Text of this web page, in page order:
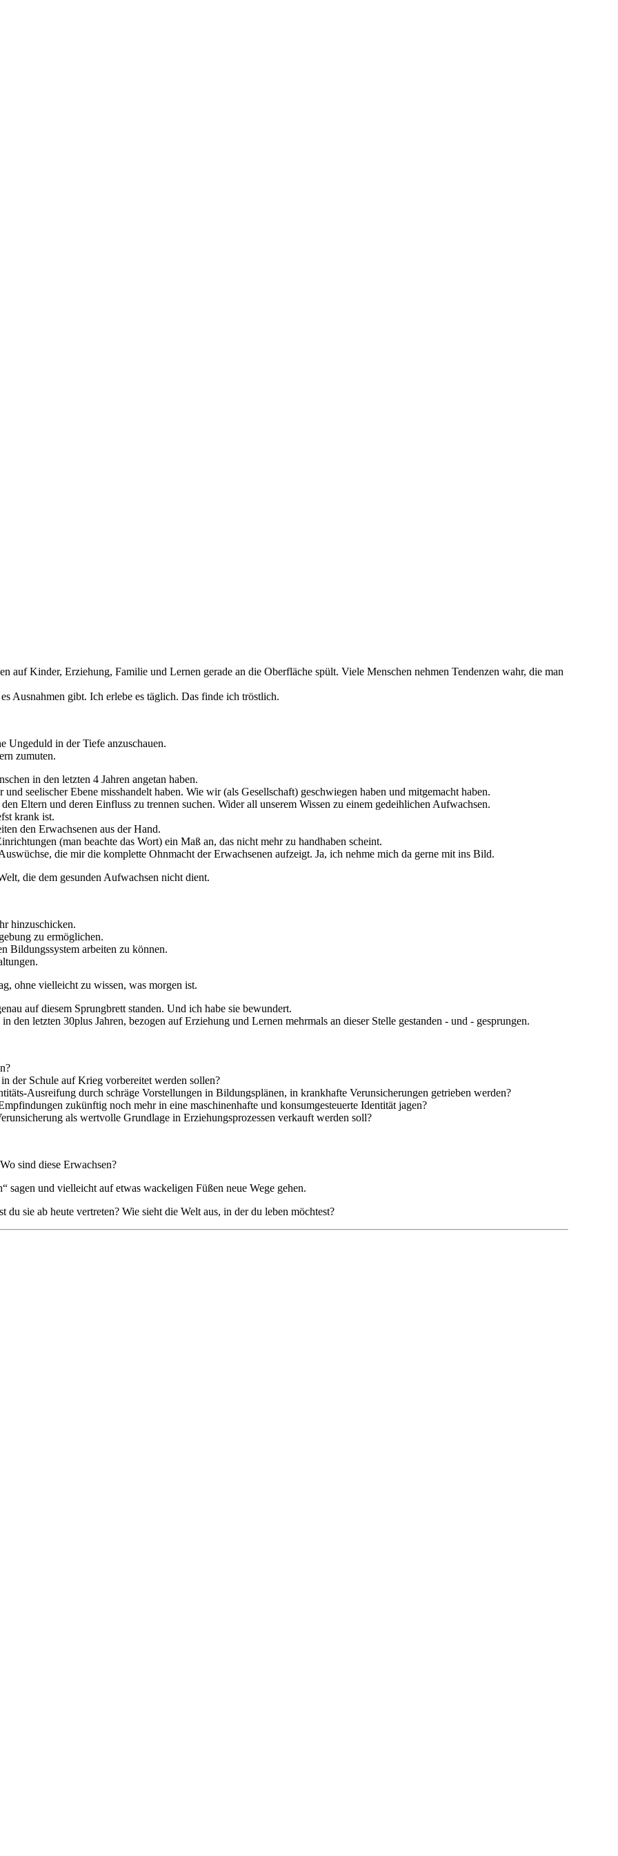
auf Kinder, Erziehung, Familie und Lernen gerade an die Oberfläche spült. Viele Menschen nehmen Tendenzen wahr, die man
Ausnahmen gibt. Ich erlebe es täglich. Das finde ich tröstlich.
Ungeduld in der Tiefe anzuschauen.
zumuten.
in den letzten 4 Jahren angetan haben.
seelischer Ebene misshandelt haben. Wie wir (als Gesellschaft) geschwiegen haben und mitgemacht haben.
Eltern und deren Einfluss zu trennen suchen. Wider all unserem Wissen zu einem gedeihlichen Aufwachsen.
krank ist.
den Erwachsenen aus der Hand.
(man beachte das Wort) ein Maß an, das nicht mehr zu handhaben scheint.
die mir die komplette Ohnmacht der Erwachsenen aufzeigt. Ja, ich nehme mich da gerne mit ins Bild.
die dem gesunden Aufwachsen nicht dient.
hinzuschicken.
zu ermöglichen.
Bildungssystem arbeiten zu können.
ohne vielleicht zu wissen, was morgen ist.
auf diesem Sprungbrett standen. Und ich habe sie bewundert.
den letzten 30plus Jahren, bezogen auf Erziehung und Lernen mehrmals an dieser Stelle gestanden - und - gesprungen.
der Schule auf Krieg vorbereitet werden sollen?
Ausreifung durch schräge Vorstellungen in Bildungsplänen, in krankhafte Verunsicherungen getrieben werden?
zukünftig noch mehr in eine maschinenhafte und konsumgesteuerte Identität jagen?
als wertvolle Grundlage in Erziehungsprozessen verkauft werden soll?
sind diese Erwachsen?
sagen und vielleicht auf etwas wackeligen Füßen neue Wege gehen.
sie ab heute vertreten? Wie sieht die Welt aus, in der du leben möchtest?